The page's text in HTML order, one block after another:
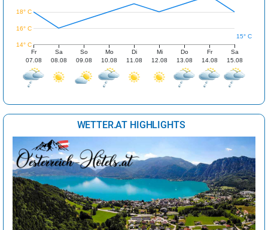
Fr
07.08
Sa
08.08
So
09.08
Mo
10.08
Di
11.08
Mi
12.08
Do
13.08
Fr
14.08
Sa
15.08
14° C
16° C
18° C
15° C
WETTER.AT HIGHLIGHTS